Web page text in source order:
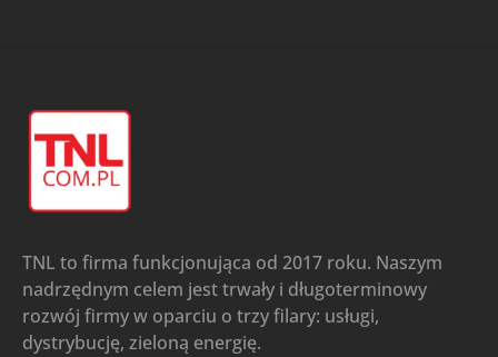
TNL to firma funkcjonująca od 2017 roku. Naszym
nadrzędnym celem jest trwały i długoterminowy
rozwój firmy w oparciu o trzy filary: usługi,
dystrybucję, zieloną energię.